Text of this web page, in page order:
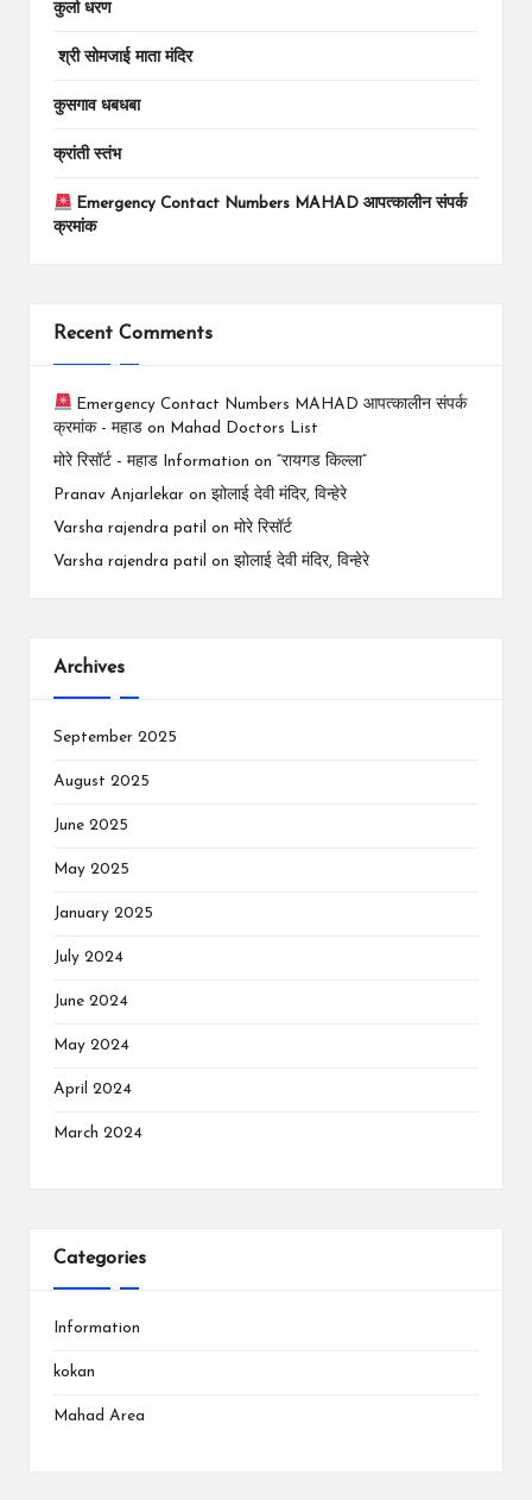
कुर्ला धरण
श्री सोमजाई माता मंदिर
कुसगाव धबधबा
क्रांती स्तंभ
Emergency Contact Numbers MAHAD आपत्कालीन संपर्क
क्रमांक
Recent Comments
Emergency Contact Numbers MAHAD आपत्कालीन संपर्क
क्रमांक - महाड on Mahad Doctors List
मोरे रिसॉर्ट - महाड Information on “रायगड किल्ला”
Pranav Anjarlekar on झोलाई देवी मंदिर, विन्हेरे
Varsha rajendra patil on मोरे रिसॉर्ट
Varsha rajendra patil on झोलाई देवी मंदिर, विन्हेरे
Archives
September 2025
August 2025
June 2025
May 2025
January 2025
July 2024
June 2024
May 2024
April 2024
March 2024
Categories
Information
kokan
Mahad Area